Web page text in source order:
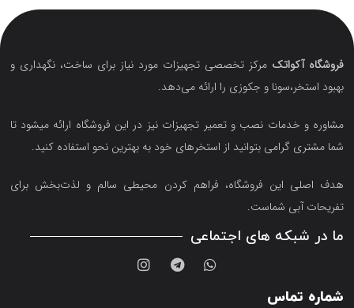
فروشگاه آکواتک مرکز تخصصی تجهیزات مورد نیاز برای ساخت، نگهداری و
بهبود استخر،سونا و جکوزی را ارائه می‌دهد.
مشاوره و خدمات نصب و تعمیر تجهیزات نیز در این فروشگاه ارائه میشود تا
شما مشتری گرامی بتوانید از استخرهای خود به بهترین نحو استفاده کنید.
هدف اصلی این فروشگاه‌، فراهم کردن محیطی سالم و لذت‌بخش برای
تفریحات آبی شماست.
ما در شبکه های اجتماعی
شماره تماس